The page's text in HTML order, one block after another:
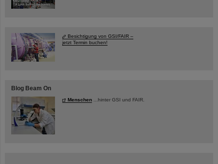
Besichtigung von GSI/FAIR –
jetzt Termin buchen!
Blog Beam On
Menschen ...hinter GSI und FAIR.